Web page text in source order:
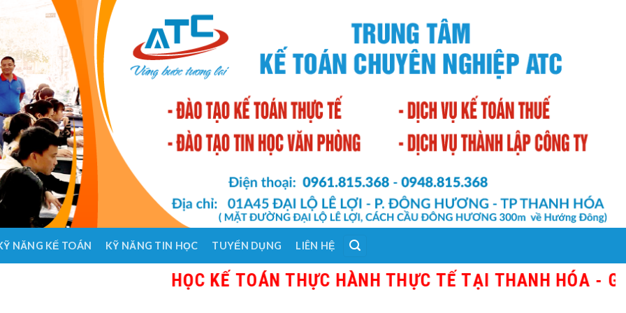
NĂNG KẾ TOÁN KỸ NĂNG TIN HỌC TUYỂN DỤNG LIÊN HỆ
HỌC KẾ TOÁN THỰC HÀNH THỰC TẾ TẠI THANH HÓA - GIÁO